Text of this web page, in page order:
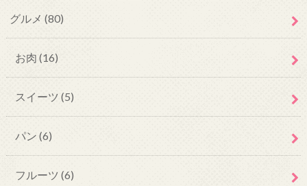
グルメ (80)
お肉 (16)
スイーツ (5)
パン (6)
フルーツ (6)